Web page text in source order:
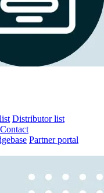
Distributor list
Contact
Partner portal